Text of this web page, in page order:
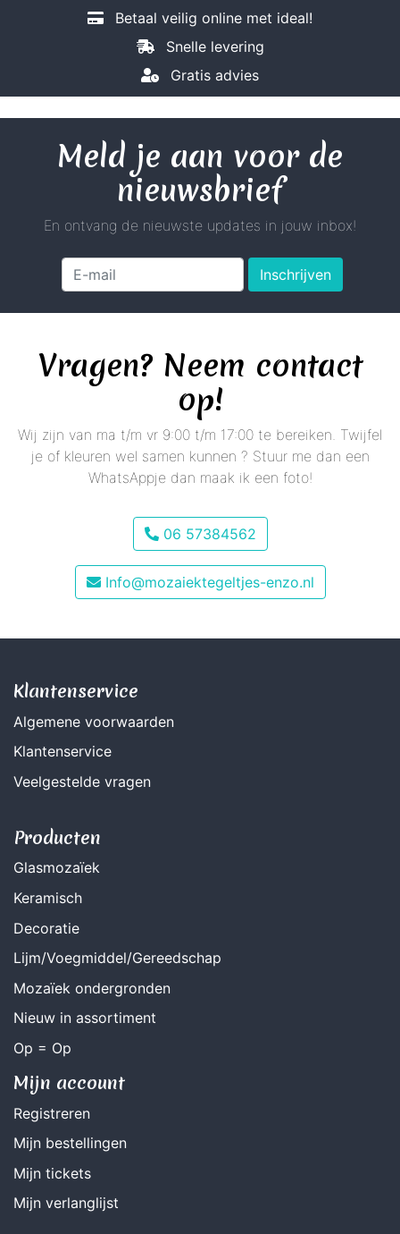
Betaal veilig online met ideal!
Snelle levering
Gratis advies
Meld je aan voor de
nieuwsbrief
En ontvang de nieuwste updates in jouw inbox!
Inschrijven
Vragen? Neem contact
op!
Wij zijn van ma t/m vr 9:00 t/m 17:00 te bereiken. Twijfel
je of kleuren wel samen kunnen ? Stuur me dan een
WhatsAppje dan maak ik een foto!
06 57384562
Info@mozaiektegeltjes-enzo.nl
Klantenservice
Algemene voorwaarden
Klantenservice
Veelgestelde vragen
Producten
Glasmozaïek
Keramisch
Decoratie
Lijm/Voegmiddel/Gereedschap
Mozaïek ondergronden
Nieuw in assortiment
Op = Op
Mijn account
Registreren
Mijn bestellingen
Mijn tickets
Mijn verlanglijst